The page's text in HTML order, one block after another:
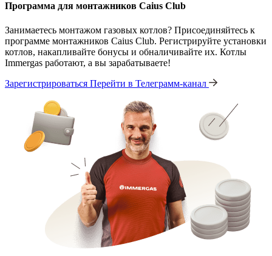
Программа для монтажников Caius Club
Занимаетесь монтажом газовых котлов? Присоединяйтесь к
программе монтажников Caius Club. Регистрируйте установки
котлов, накапливайте бонусы и обналичивайте их. Котлы
Immergas работают, а вы зарабатываете!
Зарегистрироваться Перейти в Телеграмм-канал